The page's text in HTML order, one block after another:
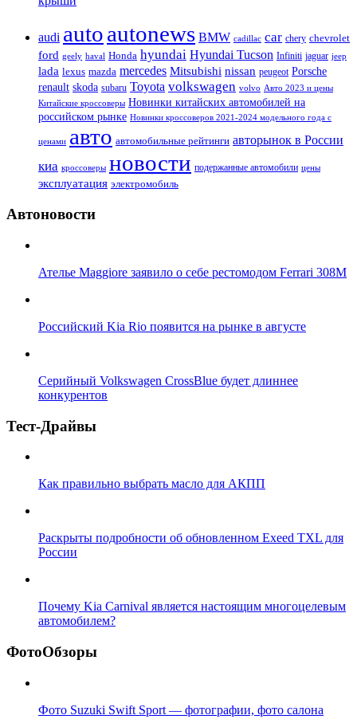
audi autoautonews BMW cadillac car chery chevrolet
ford geely haval Honda hyundai Hyundai Tucson Infiniti jaguar jeep
lada lexus mazda mercedes Mitsubishi nissan peugeot Porsche
renault skoda subaru Toyota volkswagen volvo Авто 2023 и цены
Китайские кроссоверы Новинки китайских автомобилей на
российском рынке Новинки кроссоверов 2021-2024 модельного года с
ценами авто автомобильные рейтинги авторынок в России
киа кроссоверы новости подержанные автомобили цены
эксплуатация электромобиль
Автоновости
Ателье Maggiore заявило о себе рестомодом Ferrari 308M
Российский Kia Rio появится на рынке в августе
Серийный Volkswagen CrossBlue будет длиннее
конкурентов
Тест-Драйвы
Как правильно выбрать масло для АКПП
Раскрыты подробности об обновленном Exeed TXL для
России
Почему Kia Carnival является настоящим многоцелевым
автомобилем?
ФотоОбзоры
Фото Suzuki Swift Sport — фотографии, фото салона